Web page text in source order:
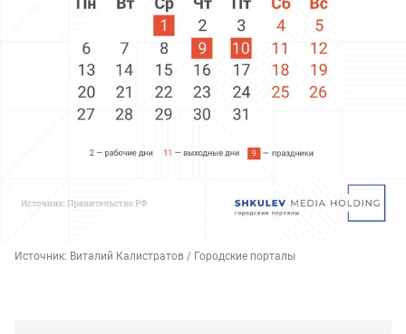
Источник: Виталий Калистратов / Городские порталы